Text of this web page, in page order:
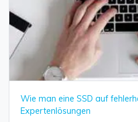
Wie man eine SSD auf
Expertenlösungen